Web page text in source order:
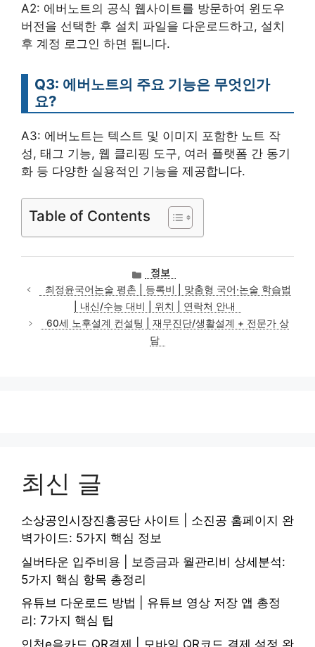
A2: 에버노트의 공식 웹사이트를 방문하여 윈도우
버전을 선택한 후 설치 파일을 다운로드하고, 설치
후 계정 로그인 하면 됩니다.
Q3: 에버노트의 주요 기능은 무엇인가
요?
A3: 에버노트는 텍스트 및 이미지 포함한 노트 작
성, 태그 기능, 웹 클리핑 도구, 여러 플랫폼 간 동기
화 등 다양한 실용적인 기능을 제공합니다.
Table of Contents
카
테
고
리
정보
최정윤국어논술 평촌 | 등록비 | 맞춤형 국어·논술 학습법
| 내신/수능 대비 | 위치 | 연락처 안내
60세 노후설계 컨설팅 | 재무진단/생활설계 + 전문가 상
담
최신 글
소상공인시장진흥공단 사이트 | 소진공 홈페이지 완
벽가이드: 5가지 핵심 정보
실버타운 입주비용 | 보증금과 월관리비 상세분석:
5가지 핵심 항목 총정리
유튜브 다운로드 방법 | 유튜브 영상 저장 앱 총정
리: 7가지 핵심 팁
인천e음카드 QR결제 | 모바일 QR코드 결제 설정 완